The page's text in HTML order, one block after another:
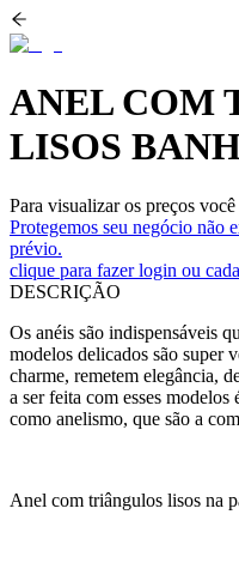
ANEL COM
LISOS
Para visualizar os preços
Protegemos seu negócio não
prévio.
clique para fazer login ou
DESCRIÇÃO
Os anéis são indispensáveis
modelos delicados são super
charme, remetem elegância,
a ser feita com esses
como anelismo, que são a
Anel com triângulos lisos na